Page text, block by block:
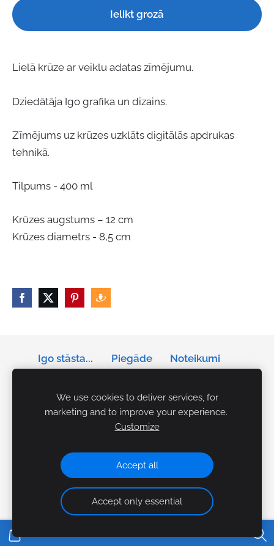
Ielikt grozā
Lielā krūze ar veiklu adatas zīmējumu.
Dziedātāja Igo grafika un dizains.
Zīmējums uz krūzes uzklāts digitālās apdrukas
tehnikā.
Tilpums - 400 ml
Krūzes augstums – 12 cm
Krūzes diametrs - 8,5 cm
Igo stāsta... Piegāde
Noteikumi
Tālrunis: +371 29141042
igo.akcents.personibai@gmail.com
Rezervācijas Ceplī:makslasceplis@gmail.com
We use cookies to deliver services, for
marketing and to improve your experience.
Customize
Accept all
Accept only essential